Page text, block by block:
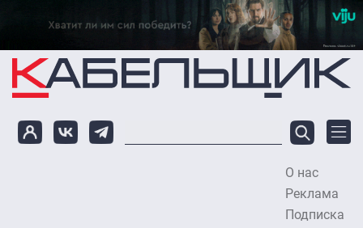
Перейти к основному содержанию
О нас
Реклама
Подписка